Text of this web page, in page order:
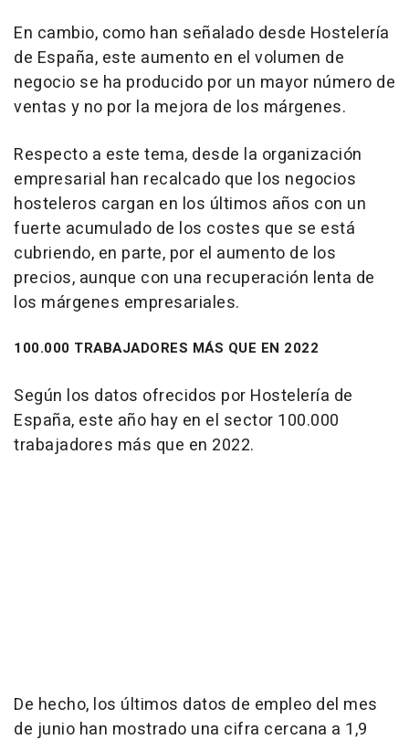
En cambio, como han señalado desde Hostelería
de España, este aumento en el volumen de
negocio se ha producido por un mayor número de
ventas y no por la mejora de los márgenes.
Respecto a este tema, desde la organización
empresarial han recalcado que los negocios
hosteleros cargan en los últimos años con un
fuerte acumulado de los costes que se está
cubriendo, en parte, por el aumento de los
precios, aunque con una recuperación lenta de
los márgenes empresariales.
100.000 TRABAJADORES MÁS QUE EN 2022
Según los datos ofrecidos por Hostelería de
España, este año hay en el sector 100.000
trabajadores más que en 2022.
De hecho, los últimos datos de empleo del mes
de junio han mostrado una cifra cercana a 1,9